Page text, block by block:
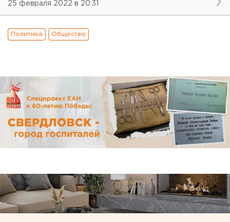
25 февраля 2022 в 20:31
Политика Общество